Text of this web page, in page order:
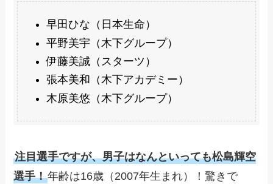
早田ひな（日本生命）
平野美宇（木下グループ）
伊藤美誠（スターツ）
張本美和（木下アカデミー）
木原美悠（木下グループ）
注目選手ですが、男子はなんといっても松島輝空
選手！年齢は16歳（2007年生まれ）！驚きで